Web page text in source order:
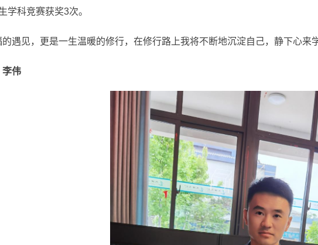
学科竞赛获奖3次。
遇见，更是一生温暖的修行，在修行路上我将不断地沉淀自己，静下心来
李伟